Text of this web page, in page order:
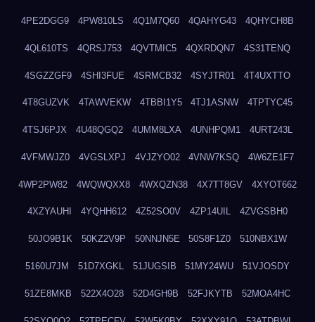
4PE2DGG9 4PW810LS 4Q1M7Q60 4QAHYG43 4QHYCH8B
4QL610TS 4QRSJ753 4QVTMIC5 4QXRDQN7 4S31TENQ
4SGZZGF9 4SHI3FUE 4SRMCB32 4SYJTR01 4T4UXTTO
4T8GUZVK 4TAWVEKW 4TBBI1Y5 4TJ1ASNW 4TPTYC45
4TSJ6PJX 4U48QGQ2 4UMM8LXA 4UNHPQM1 4URT243L
4VFMWJZ0 4VGSLXPJ 4VJZYO02 4VNW7KSQ 4W6ZE1F7
4WP2PW82 4WQWQXX8 4WXQZN38 4X7TT8GV 4XYOT662
4XZYAUHI 4YQHH612 4Z52SO0V 4ZP14UIL 4ZVGSBH0
50JO9B1K 50KZ2V9P 50NNJN5E 50S8F1Z0 510NBX1W
5160U7JM 51D7XGKL 51JUGSIB 51MY24WU 51VJOSDY
51ZE8MKB 522X4O28 52D4GH9B 52FJKYTB 52MOA4HC